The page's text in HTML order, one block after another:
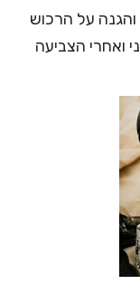
והגנה על הרכוש
ואחרי הצביעה